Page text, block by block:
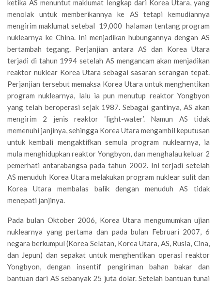
ketika AS menuntut maklumat lengkap dari Korea Utara, yang
menolak untuk memberikannya ke AS tetapi kemudiannya
mengirim maklumat setebal 19,000 halaman tentang program
nuklearnya ke China. Ini menjadikan hubungannya dengan AS
bertambah tegang. Perjanjian antara AS dan Korea Utara
terjadi di tahun 1994 setelah AS mengancam akan menjadikan
reaktor nuklear Korea Utara sebagai sasaran serangan tepat.
Perjanjian tersebut memaksa Korea Utara untuk menghentikan
program nuklearnya, lalu ia pun menutup reaktor Yongbyon
yang telah beroperasi sejak 1987. Sebagai gantinya, AS akan
mengirim 2 jenis reaktor ‘light-water’. Namun AS tidak
memenuhi janjinya, sehingga Korea Utara mengambil keputusan
untuk kembali mengaktifkan semula program nuklearnya, ia
mula menghidupkan reaktor Yongbyon, dan menghalau keluar 2
pemerhati antarabangsa pada tahun 2002. Ini terjadi setelah
AS menuduh Korea Utara melakukan program nuklear sulit dan
Korea Utara membalas balik dengan menuduh AS tidak
menepati janjinya.
Pada bulan Oktober 2006, Korea Utara mengumumkan ujian
nuklearnya yang pertama dan pada bulan Februari 2007, 6
negara berkumpul (Korea Selatan, Korea Utara, AS, Rusia, Cina,
dan Jepun) dan sepakat untuk menghentikan operasi reaktor
Yongbyon, dengan insentif pengiriman bahan bakar dan
bantuan dari AS sebanyak 25 juta dolar. Setelah bantuan tunai